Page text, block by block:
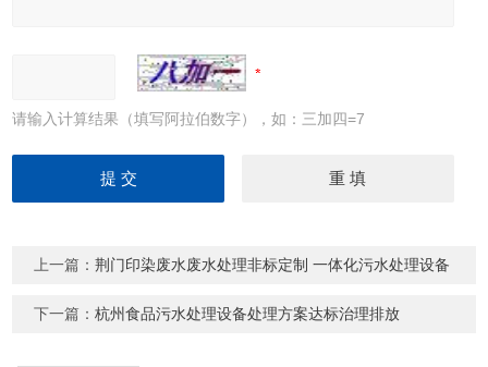
请输入计算结果（填写阿拉伯数字），如：三加四=7
上一篇：荆门印染废水废水处理非标定制 一体化污水处理设备
下一篇：杭州食品污水处理设备处理方案达标治理排放